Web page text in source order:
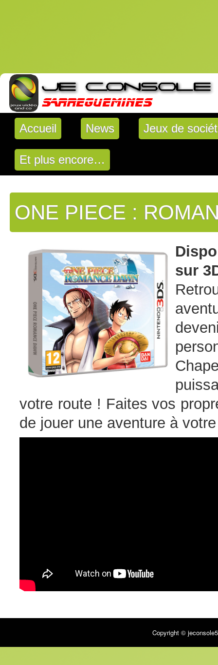
Accueil News Jeux de
Et plus encore…
ONE PIECE :
sur
votre route ! Faites vos
de jouer une aventure à
Copyright ©